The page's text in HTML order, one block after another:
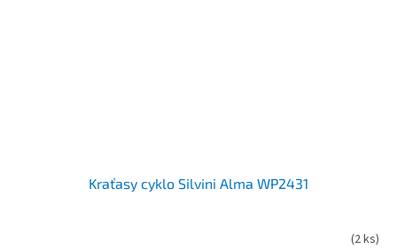
Kraťasy cyklo Silvini Alma WP2431
(2 ks)